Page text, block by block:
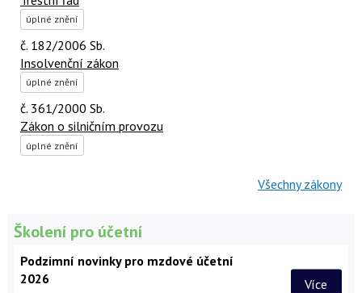
úplné znění
č. 182/2006 Sb.
Insolvenční zákon
úplné znění
č. 361/2000 Sb.
Zákon o silničním provozu
úplné znění
Všechny zákony
Školení pro účetní
Podzimní novinky pro mzdové účetní
2026
Více